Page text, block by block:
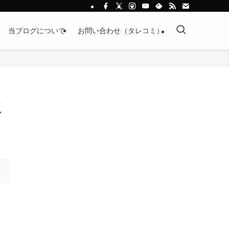
当ブログについて お問い合わせ（タレコミ）